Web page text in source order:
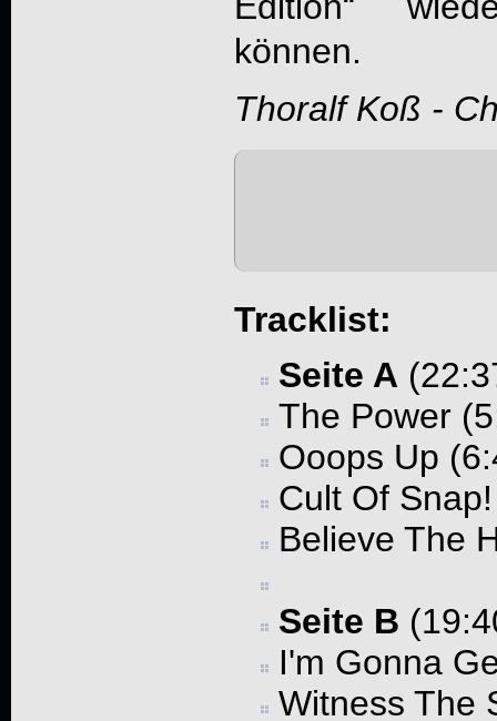
können.
Thoralf Koß -
Tracklist:
Seite A
The Power
Ooops Up
Cult Of
Believe The
Seite B
I'm Gonna
Witness The